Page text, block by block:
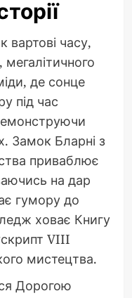
вартові часу,
де сонце
під час
Замок Бларні з
приваблює
на дар
гумору до
ховає Книгу
VIII
мистецтва.
Дорогою